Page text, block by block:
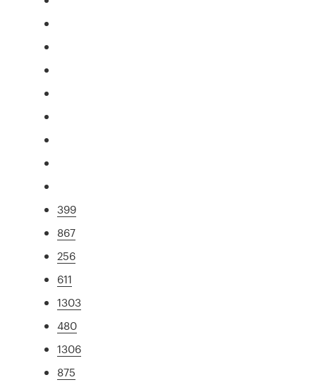
399
867
256
611
1303
480
1306
875